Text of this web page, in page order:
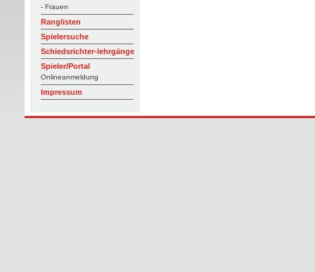
- Frauen
Ranglisten
Spielersuche
Schiedsrichter-lehrgänge
Spieler/Portal
Onlineanmeldung
Impressum